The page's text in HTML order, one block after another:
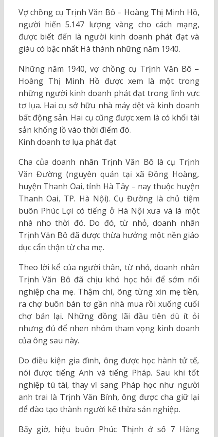
Vợ chồng cụ Trịnh Văn Bô – Hoàng Thị Minh Hồ,
người hiến 5.147 lượng vàng cho cách mạng,
được biết đến là người kinh doanh phát đạt và
giàu có bậc nhất Hà thành những năm 1940.
Những năm 1940, vợ chồng cụ Trịnh Văn Bô –
Hoàng Thị Minh Hồ được xem là một trong
những người kinh doanh phát đạt trong lĩnh vực
tơ lụa. Hai cụ sở hữu nhà máy dệt và kinh doanh
bất động sản. Hai cụ cũng được xem là có khối tài
sản khổng lồ vào thời điểm đó.
Kinh doanh tơ lụa phát đạt
Cha của doanh nhân Trịnh Văn Bô là cụ Trịnh
Văn Đường (nguyên quán tại xã Đồng Hoàng,
huyện Thanh Oai, tỉnh Hà Tây – nay thuộc huyện
Thanh Oai, TP. Hà Nội). Cụ Đường là chủ tiệm
buôn Phúc Lợi có tiếng ở Hà Nội xưa và là một
nhà nho thời đó. Do đó, từ nhỏ, doanh nhân
Trịnh Văn Bô đã được thừa hưởng một nền giáo
dục cẩn thận từ cha mẹ.
Theo lời kể của người thân, từ nhỏ, doanh nhân
Trịnh Văn Bô đã chịu khó học hỏi để sớm nối
nghiệp cha mẹ. Thậm chí, ông từng xin mẹ tiền,
ra chợ buôn bán tơ gần nhà mua rồi xuống cuối
chợ bán lại. Những đồng lãi đầu tiên dù ít ỏi
nhưng đủ để nhen nhóm tham vọng kinh doanh
của ông sau này.
Do điều kiện gia đình, ông được học hành tử tế,
nói được tiếng Anh và tiếng Pháp. Sau khi tốt
nghiệp tú tài, thay vì sang Pháp học như người
anh trai là Trịnh Văn Bính, ông được cha giữ lại
để đào tạo thành người kế thừa sản nghiệp.
Bấy giờ, hiệu buôn Phúc Thịnh ở số 7 Hàng